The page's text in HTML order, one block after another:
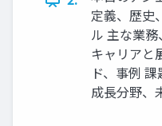
定義、歴史
ル 主な業
キャリアと
ド、事例
成長分野、